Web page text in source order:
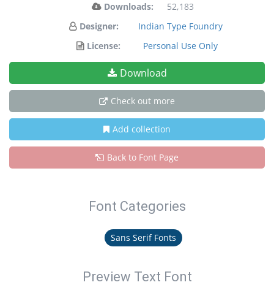
Downloads:
52,183
Designer:
Indian Type Foundry
License:
Personal Use Only
Download
Check out more
Add collection
Back to Font Page
Font Categories
Sans Serif Fonts
Preview Text Font